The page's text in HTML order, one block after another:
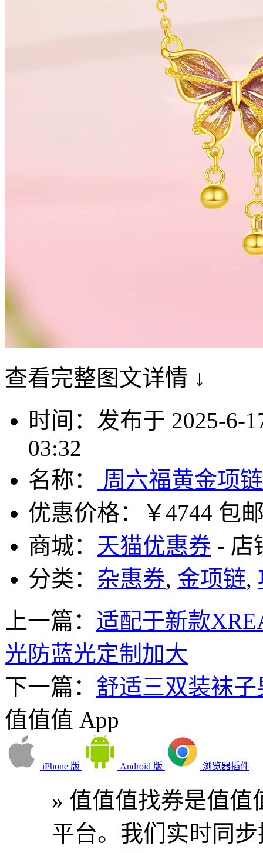
查看完整图文详情 ↓
时间：发布于 2025-6-
03:32
名称：
周六福黄金项
优惠价格：
￥4744 包
商城： 天猫优惠券 - 店
分类： 杂惠券, 金项链,
上一篇： 适配于新款
光防蓝光定制加大
下一篇： 舒适三双装袜子
值值值 App
iPhone 版 Android 版 浏览器插件
» 值值值找券是值
平台。我们实时同